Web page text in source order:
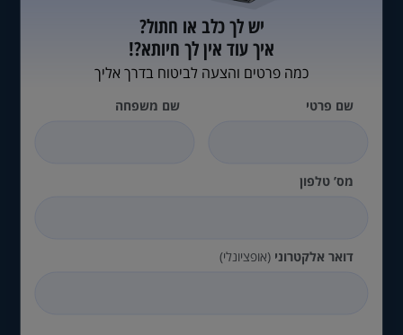
יש לך כלב או חתול?
איך עוד אין לך חיותא?!
כמה פרטים והצעה לביטוח בדרך אליך
שם פרטי שם משפחה
מס’ טלפון
דואר אלקטרוני(אופציונלי)